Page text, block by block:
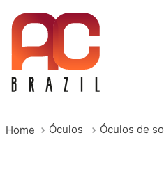
Óculos Óculos de